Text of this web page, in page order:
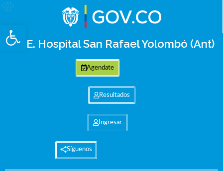
Abrir barra de herramientas
E.S.E. Hospital San Rafael Yolombó (Ant)
Agendate
Resultados
Ingresar
Síguenos